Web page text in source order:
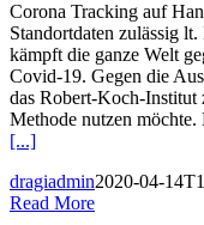
Corona Tracking auf
Standortdaten zulässig
kämpft die ganze Welt
Covid-19. Gegen die
das Robert-Koch-Institut
Methode nutzen
[...]
dragiadmin2020-04-
Read More